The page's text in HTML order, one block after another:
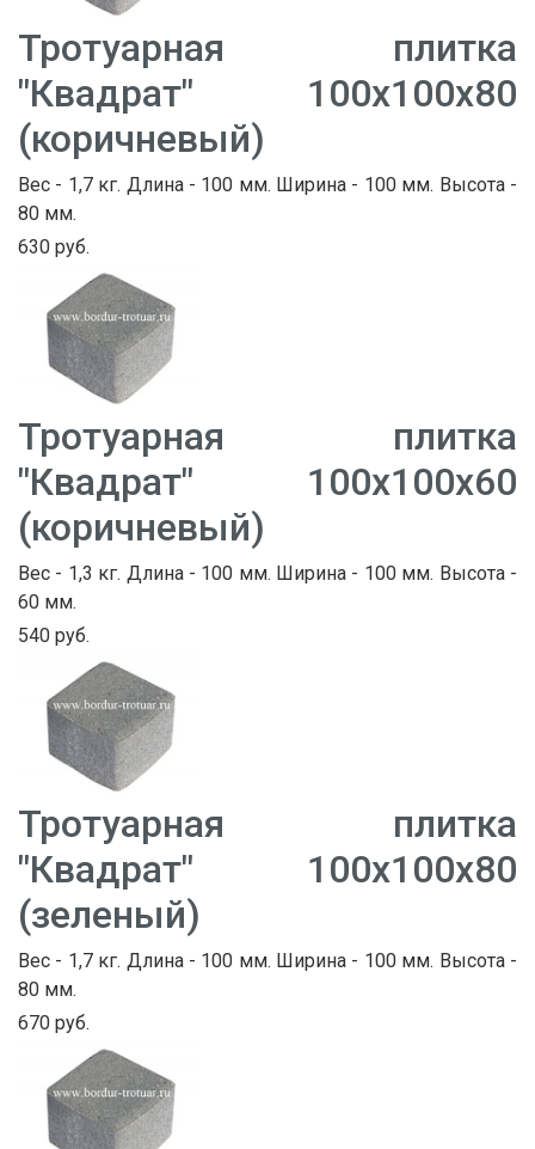
Тротуарная плитка
"Квадрат" 100х100х80
(коричневый)
Вес - 1,7 кг. Длина - 100 мм. Ширина - 100 мм. Высота -
80 мм.
630 руб.
Тротуарная плитка
"Квадрат" 100х100х60
(коричневый)
Вес - 1,3 кг. Длина - 100 мм. Ширина - 100 мм. Высота -
60 мм.
540 руб.
Тротуарная плитка
"Квадрат" 100х100х80
(зеленый)
Вес - 1,7 кг. Длина - 100 мм. Ширина - 100 мм. Высота -
80 мм.
670 руб.